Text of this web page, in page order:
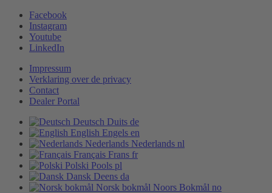
Facebook
Instagram
Youtube
LinkedIn
Impressum
Verklaring over de privacy
Contact
Dealer Portal
Deutsch Duits de
English Engels en
Nederlands Nederlands nl
Français Frans fr
Polski Pools pl
Dansk Deens da
Norsk bokmål Noors Bokmål no